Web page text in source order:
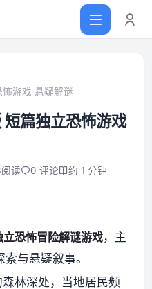
怖游戏 悬疑解谜
短篇独立恐怖游戏
阅读 0 评论 约 1 分钟
立恐怖冒险解谜游戏，主
与悬疑叙事。
森林深处，当地居民频